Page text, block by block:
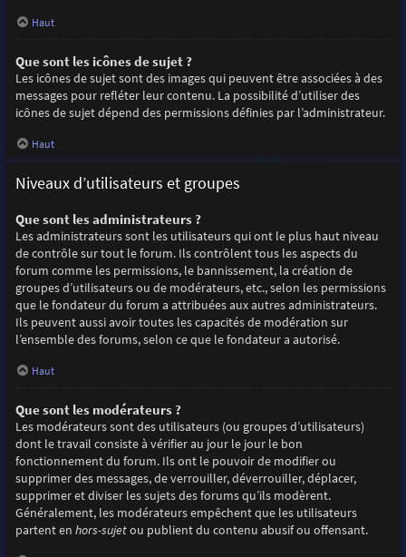
Haut
Que sont les icônes de sujet ?
Les icônes de sujet sont des images qui peuvent être associées à des
messages pour refléter leur contenu. La possibilité d’utiliser des
icônes de sujet dépend des permissions définies par l’administrateur.
Haut
Niveaux d’utilisateurs et groupes
Que sont les administrateurs ?
Les administrateurs sont les utilisateurs qui ont le plus haut niveau
de contrôle sur tout le forum. Ils contrôlent tous les aspects du
forum comme les permissions, le bannissement, la création de
groupes d’utilisateurs ou de modérateurs, etc., selon les permissions
que le fondateur du forum a attribuées aux autres administrateurs.
Ils peuvent aussi avoir toutes les capacités de modération sur
l’ensemble des forums, selon ce que le fondateur a autorisé.
Haut
Que sont les modérateurs ?
Les modérateurs sont des utilisateurs (ou groupes d’utilisateurs)
dont le travail consiste à vérifier au jour le jour le bon
fonctionnement du forum. Ils ont le pouvoir de modifier ou
supprimer des messages, de verrouiller, déverrouiller, déplacer,
supprimer et diviser les sujets des forums qu’ils modèrent.
Généralement, les modérateurs empêchent que les utilisateurs
partent en hors-sujetou publient du contenu abusif ou offensant.